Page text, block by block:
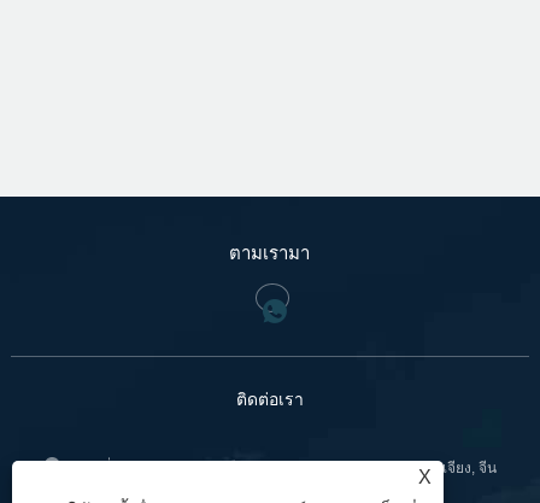
ตามเรามา
ติดต่อเรา
:เลขที่ 799 ถนน Jinniu, เมือง Bihu, เขต Liandu, Lishui, เจ้อเจียง, จีน
X